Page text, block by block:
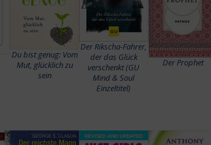
Du bist genug: Vom
Mut, glücklich zu
sein
Der Rikscha-Fahrer,
der das Glück
verschenkt (GU
Mind & Soul
Einzeltitel)
Der Prophet